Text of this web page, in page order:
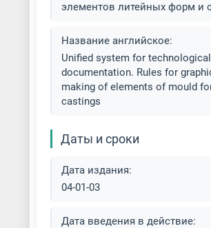
моделям (ЛГМ)
Литье по чертежам заказчика
Литье под давлением
Литье с безопочной
Литье с вакуумно-плёночной
Литье с вакуумной
Литье со стопочной
элементов литейных форм и
Название английское:
Unified system for technological
documentation. Rules for
making of elements of mould
castings
Даты и сроки
Дата издания:
04-01-03
Дата введения в действие: